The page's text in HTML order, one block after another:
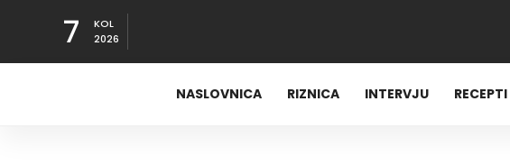
7
KOL
2026
NASLOVNICA RIZNICA INTERVJU RECEPTI